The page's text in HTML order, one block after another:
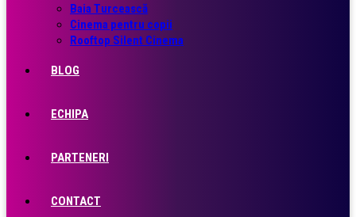
Baia Turcească
Cinema pentru copii
Rooftop Silent Cinema
BLOG
ECHIPA
PARTENERI
CONTACT